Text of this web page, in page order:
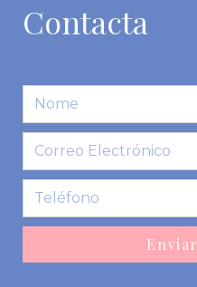
Contacta
Enviar